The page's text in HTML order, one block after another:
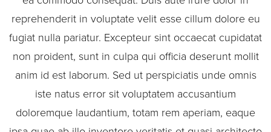
reprehenderit in voluptate velit esse cillum dolore eu
fugiat nulla pariatur. Excepteur sint occaecat cupidatat
non proident, sunt in culpa qui officia deserunt mollit
anim id est laborum. Sed ut perspiciatis unde omnis
iste natus error sit voluptatem accusantium
doloremque laudantium, totam rem aperiam, eaque